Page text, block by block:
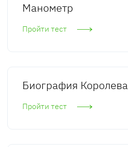
Манометр
Пройти тест
Биография Королева
Пройти тест